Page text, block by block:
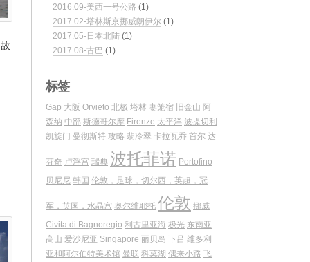
2016.09-美西一号公路 (1)
2017.02-塔林斯京挪威朗伊尔 (1)
2017.05-日本北陆 (1)
2017.08-古巴 (1)
标签
Gap 大阪 Orvieto 北极 塔林 妻笼宿 旧金山 阿
森纳 中部 斯德哥尔摩 Firenze 太平洋 波提切利
凯旋门 曼彻斯特 攻略 翡冷翠 卡拉瓦乔 首尔 达
芬奇 卢浮宫 瑞典 波托菲诺 Portofino
贝尼尼 韩国 伦敦，足球，切尔西，英超，冠
军，英国，水晶宫 奥尔维耶托 伦敦 挪威
Civita di Bagnoregio 利古里亚海 极光 东南亚
高山 爱沙尼亚 Singapore 丽贝岛 下吕 维多利
亚和阿尔伯特美术馆 曼联 科莫湖 偶来小路 飞